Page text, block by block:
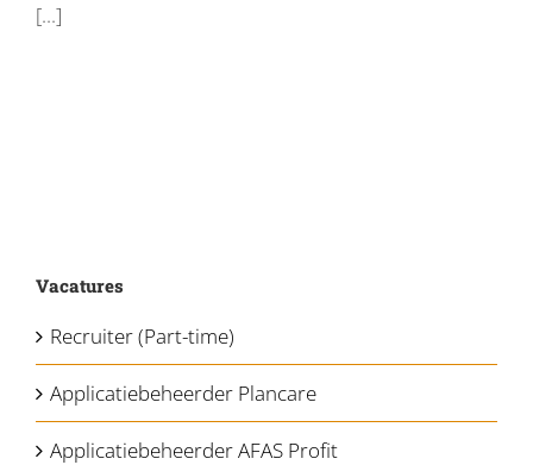
[...]
Vacatures
Recruiter (Part-time)
Applicatiebeheerder Plancare
Applicatiebeheerder AFAS Profit